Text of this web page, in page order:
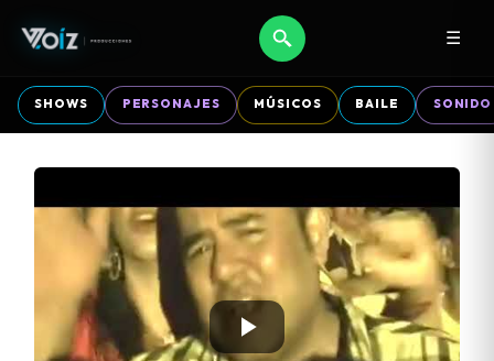
☰
SHOWS PERSONAJES MÚSICOS BAILE SONIDO